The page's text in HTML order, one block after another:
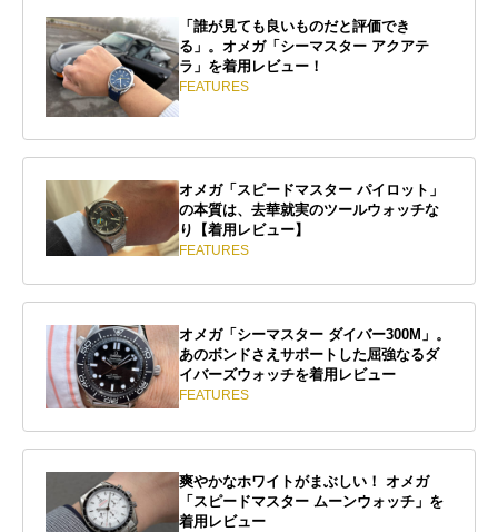
「誰が見ても良いものだと評価でき
る」。オメガ「シーマスター アクアテ
ラ」を着用レビュー！
FEATURES
オメガ「スピードマスター パイロット」
の本質は、去華就実のツールウォッチな
り【着用レビュー】
FEATURES
オメガ「シーマスター ダイバー300M」。
あのボンドさえサポートした屈強なるダ
イバーズウォッチを着用レビュー
FEATURES
爽やかなホワイトがまぶしい！ オメガ
「スピードマスター ムーンウォッチ」を
着用レビュー